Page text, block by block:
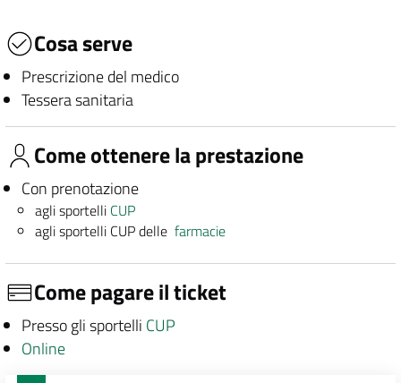
Cosa serve
Prescrizione del medico
Tessera sanitaria
Come ottenere la prestazione
Con prenotazione
agli sportelli CUP
agli sportelli CUP dellefarmacie
Come pagare il ticket
Presso gli sportelli CUP
Online